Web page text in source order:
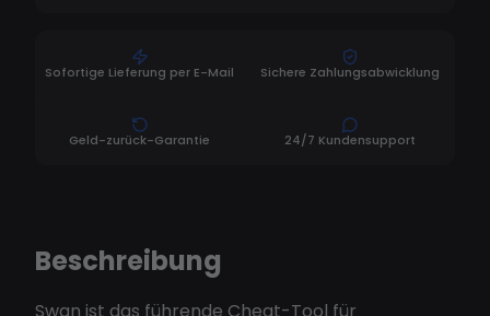
Sofortige Lieferung per E-Mail Sichere Zahlungsabwicklung
Geld-zurück-Garantie 24/7 Kundensupport
Beschreibung